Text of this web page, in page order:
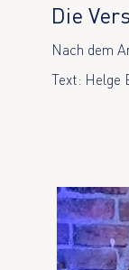
Die
Nach dem
Text: Helge